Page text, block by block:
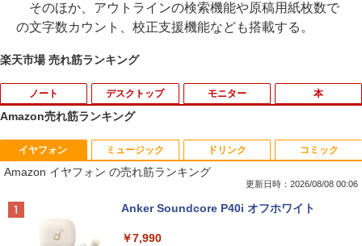
そのほか、アウトラインの検索機能や原稿用紙枚数で
の文字数カウント、校正支援機能なども搭載する。
楽天市場 売れ筋ランキング
ノート デスクトップ モニター 本
1
数学 大学入試問題解答集 2026 国公立大
編
￥5,665
Amazon売れ筋ランキング
イヤフォン
Amazon イヤフォン の売れ筋ランキング
更新日時：2026/08/08 00:06
Anker Soundcore P40i オフホワイト
￥7,990
ミュージック ドリンク コミック